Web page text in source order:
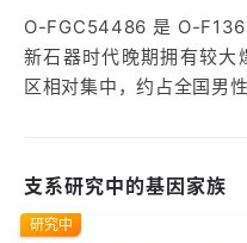
O-FGC54486 是 O-
新石器时代晚期拥有较大
区相对集中，约占全国男
支系研究中的基因家族
研究中